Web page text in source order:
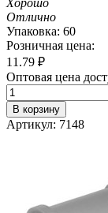
Отлично
Упаковка: 60
Розничная цена:
11.79 ₽
Оптовая цена
В корзину
Артикул: 7148